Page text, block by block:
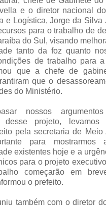
e o diretor nacional
e Logística, Jorge da Silva
para o trabalho de
do Sul, visando
tanto da foz quanto
de trabalho para
que a chefe de
que o
do Ministério.
nossos
desse projeto, levamos
pela secretaria de
para mostrarmos
existentes hoje e a
para o projeto
começarão em
o prefeito.
também com o diretor